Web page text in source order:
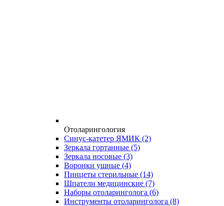
Отоларингология
Синус-катетер ЯМИК (2)
Зеркала гортанные (5)
Зеркала носовые (3)
Воронки ушные (4)
Пинцеты стерильные (14)
Шпатели медицинские (7)
Наборы отоларинголога (6)
Инструменты отоларинголога (8)